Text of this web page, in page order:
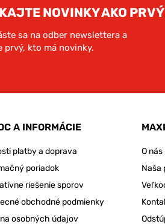
NOVINKY AKO PRVÝ
sa na odber newslettera a
prvý, kto má novinky.
A INFORMÁCIE
platby a doprava
poriadok
riešenie sporov
obchodné podmienky
osobných údajov
O nás
Naša